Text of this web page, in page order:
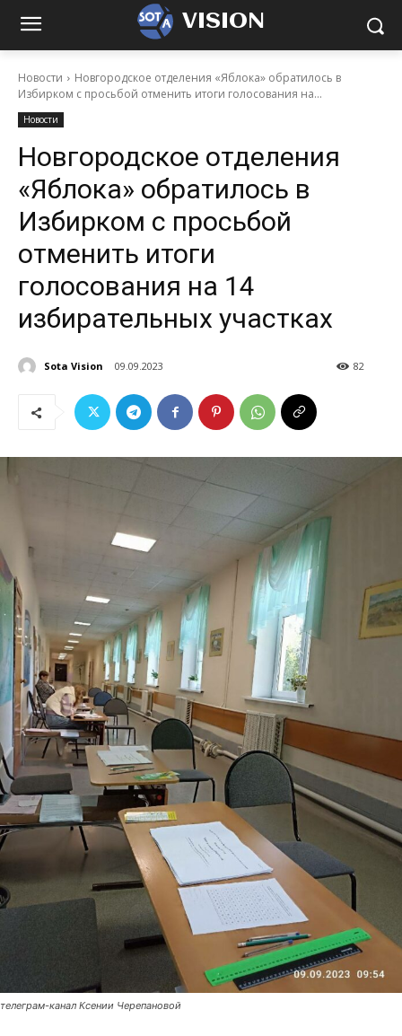
VISION
Новости
Новгородское отделения «Яблока» обратилось в
Избирком с просьбой отменить итоги голосования на...
Новости
Новгородское отделения
«Яблока» обратилось в
Избирком с просьбой
отменить итоги
голосования на 14
избирательных участках
Sota Vision 09.09.2023 82
телеграм-канал Ксении Черепановой